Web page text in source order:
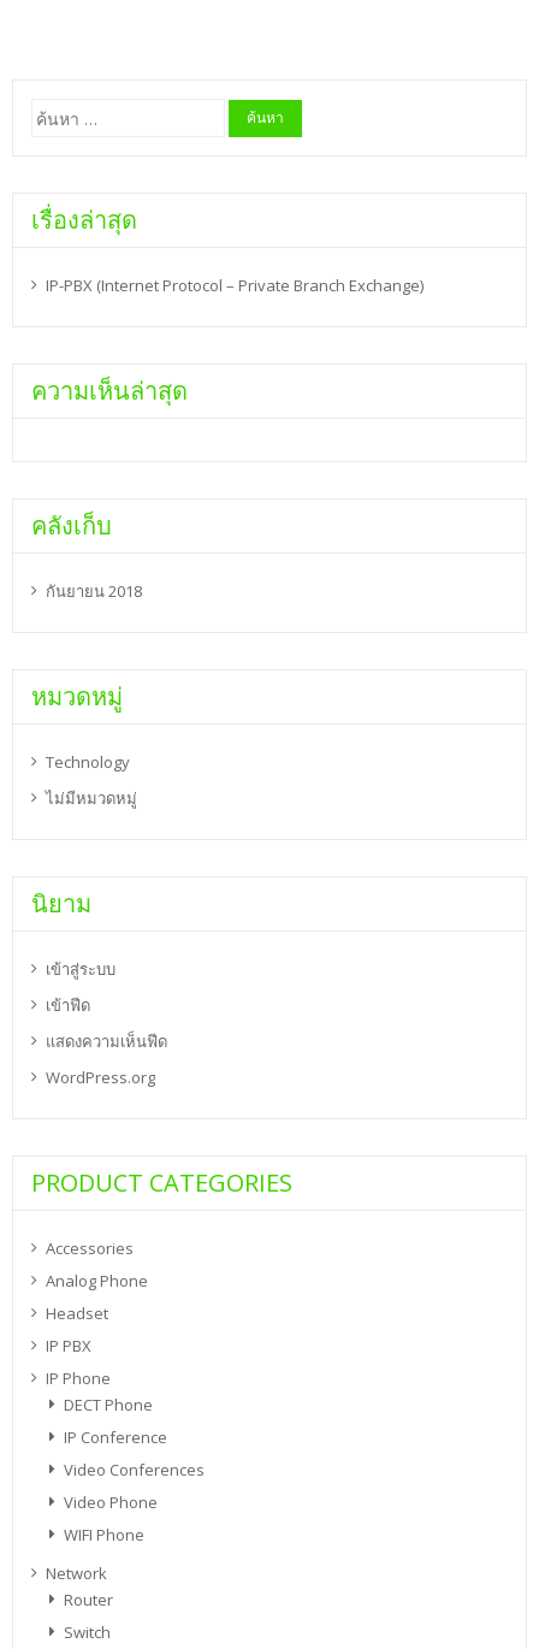
ค้นหา
สำหรับ:
เรื่องล่าสุด
IP-PBX (Internet Protocol – Private Branch Exchange)
ความเห็นล่าสุด
คลังเก็บ
กันยายน 2018
หมวดหมู่
Technology
ไม่มีหมวดหมู่
นิยาม
เข้าสู่ระบบ
เข้าฟีด
แสดงความเห็นฟีด
WordPress.org
PRODUCT CATEGORIES
Accessories
Analog Phone
Headset
IP PBX
IP Phone
DECT Phone
IP Conference
Video Conferences
Video Phone
WIFI Phone
Network
Router
Switch